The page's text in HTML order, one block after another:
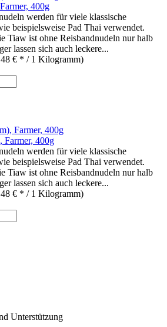
400g
werden für viele klassische
beispielsweise Pad Thai verwendet.
Tiaw ist ohne Reisbandnudeln nur halb
lassen sich auch leckere...
€ * / 1 Kilogramm)
Farmer, 400g
werden für viele klassische
beispielsweise Pad Thai verwendet.
Tiaw ist ohne Reisbandnudeln nur halb
lassen sich auch leckere...
€ * / 1 Kilogramm)
Unterstützung